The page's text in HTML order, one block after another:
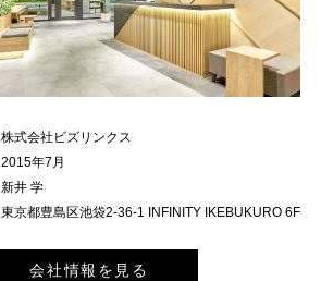
株式会社ビズリンクス
2015年7月
新井 学
東京都豊島区池袋2-36-1 INFINITY IKEBUKURO 6F
会社情報を見る